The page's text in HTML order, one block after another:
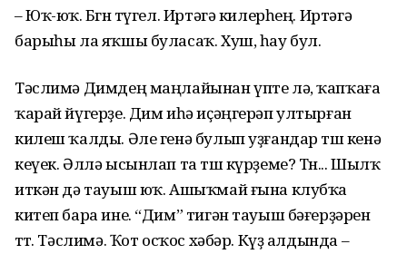
– Юҡ-юҡ. Бөгөн түгел. Иртәгә килерһең. Иртәгә
барыһы ла яҡшы буласаҡ. Хуш, һау бул.
Тәслимә Димдең маңлайынан үпте лә, ҡапҡаға
ҡарай йүгерҙе. Дим иһә иҫәңгерәп ултырған
килеш ҡалды. Әле генә булып уҙғандар төш кенә
кеүек. Әллә ысынлап та төш күрҙеме? Төн... Шылҡ
иткән дә тауыш юҡ. Ашыҡмай ғына клубҡа
китеп бара ине. “Дим” тигән тауыш бәғерҙәрен
өттө. Тәслимә. Ҡот осҡос хәбәр. Күҙ алдында –